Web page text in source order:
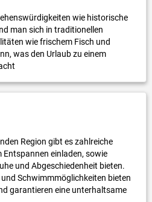
wie historische
man sich in traditionellen
wie frischem Fisch und
was den Urlaub zu einem
Region gibt es zahlreiche
Entspannen einladen, sowie
und Abgeschiedenheit bieten.
Schwimmmöglichkeiten bieten
garantieren eine unterhaltsame